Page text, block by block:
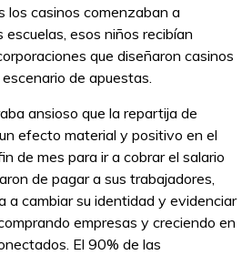
los casinos comenzaban a
esos niños recibían
que diseñaron casinos
de apuestas.
ansioso que la repartija de
efecto material y positivo en el
de mes para ir a cobrar el salario
de pagar a sus trabajadores,
a cambiar su identidad y evidenciar
empresas y creciendo en
El 90% de las